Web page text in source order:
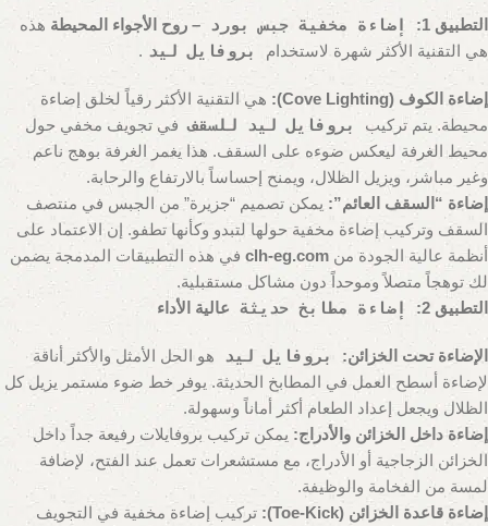
التطبيق 1: إضاءة مخفية جبس بورد – روح الأجواء المحيطة هذه
هي التقنية الأكثر شهرة لاستخدام
بروفايل ليد .
إضاءة الكوف (Cove Lighting):
هي التقنية الأكثر رقياً لخلق إضاءة
محيطة. يتم تركيب
بروفايل ليد للسقف في تجويف مخفي حول
محيط الغرفة ليعكس ضوءه على السقف. هذا يغمر الغرفة بوهج ناعم
وغير مباشر، ويزيل الظلال، ويمنح إحساساً بالارتفاع والرحابة.
إضاءة “السقف العائم”: يمكن تصميم “جزيرة” من الجبس في منتصف
السقف وتركيب إضاءة مخفية حولها لتبدو وكأنها تطفو. إن الاعتماد على
أنظمة عالية الجودة من clh-eg.com في هذه التطبيقات المدمجة يضمن
لك توهجاً متصلاً وموحداً دون مشاكل مستقبلية.
التطبيق 2:
إضاءة مطابخ حديثة عالية الأداء
الإضاءة تحت الخزائن: بروفايل ليد
هو الحل الأمثل والأكثر أناقة
لإضاءة أسطح العمل في المطابخ الحديثة. يوفر خط ضوء مستمر يزيل كل
الظلال ويجعل إعداد الطعام أكثر أماناً وسهولة.
إضاءة داخل الخزائن والأدراج: يمكن تركيب بروفايلات رفيعة جداً داخل
الخزائن الزجاجية أو الأدراج، مع مستشعرات تعمل عند الفتح، لإضافة
لمسة من الفخامة والوظيفة.
إضاءة قاعدة الخزائن (Toe-Kick):
تركيب إضاءة مخفية في التجويف